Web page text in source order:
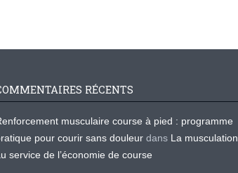
RÉCENTS
musculaire course à pied : programme
pour courir sans douleur dans La musculation
service de l’économie de course